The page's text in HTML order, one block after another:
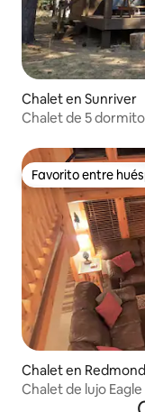
Chalet en Sunriver
Chalet de 5
Favorito entre
Favorito entre
Chalet en Redmond
Chalet de lujo